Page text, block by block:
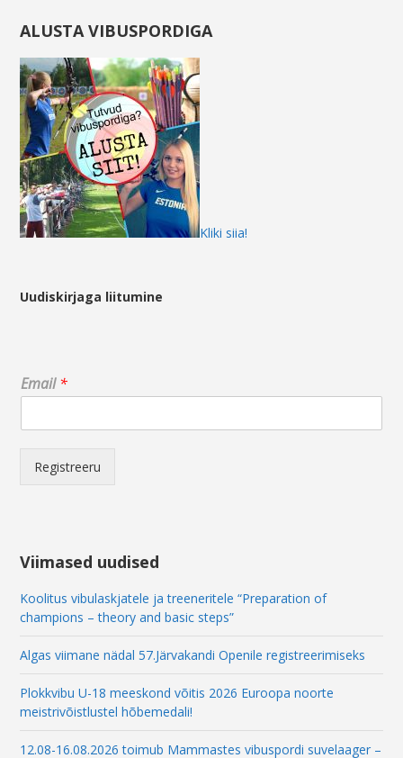
ALUSTA VIBUSPORDIGA
Kliki siia!
Uudiskirjaga liitumine
E
m
i
E
m
a
i
l
Email*
Registreeru
Viimased uudised
Koolitus vibulaskjatele ja treeneritele “Preparation of
champions – theory and basic steps”
Algas viimane nädal 57.Järvakandi Openile registreerimiseks
Plokkvibu U-18 meeskond võitis 2026 Euroopa noorte
meistrivõistlustel hõbemedali!
12.08-16.08.2026 toimub Mammastes vibuspordi suvelaager –